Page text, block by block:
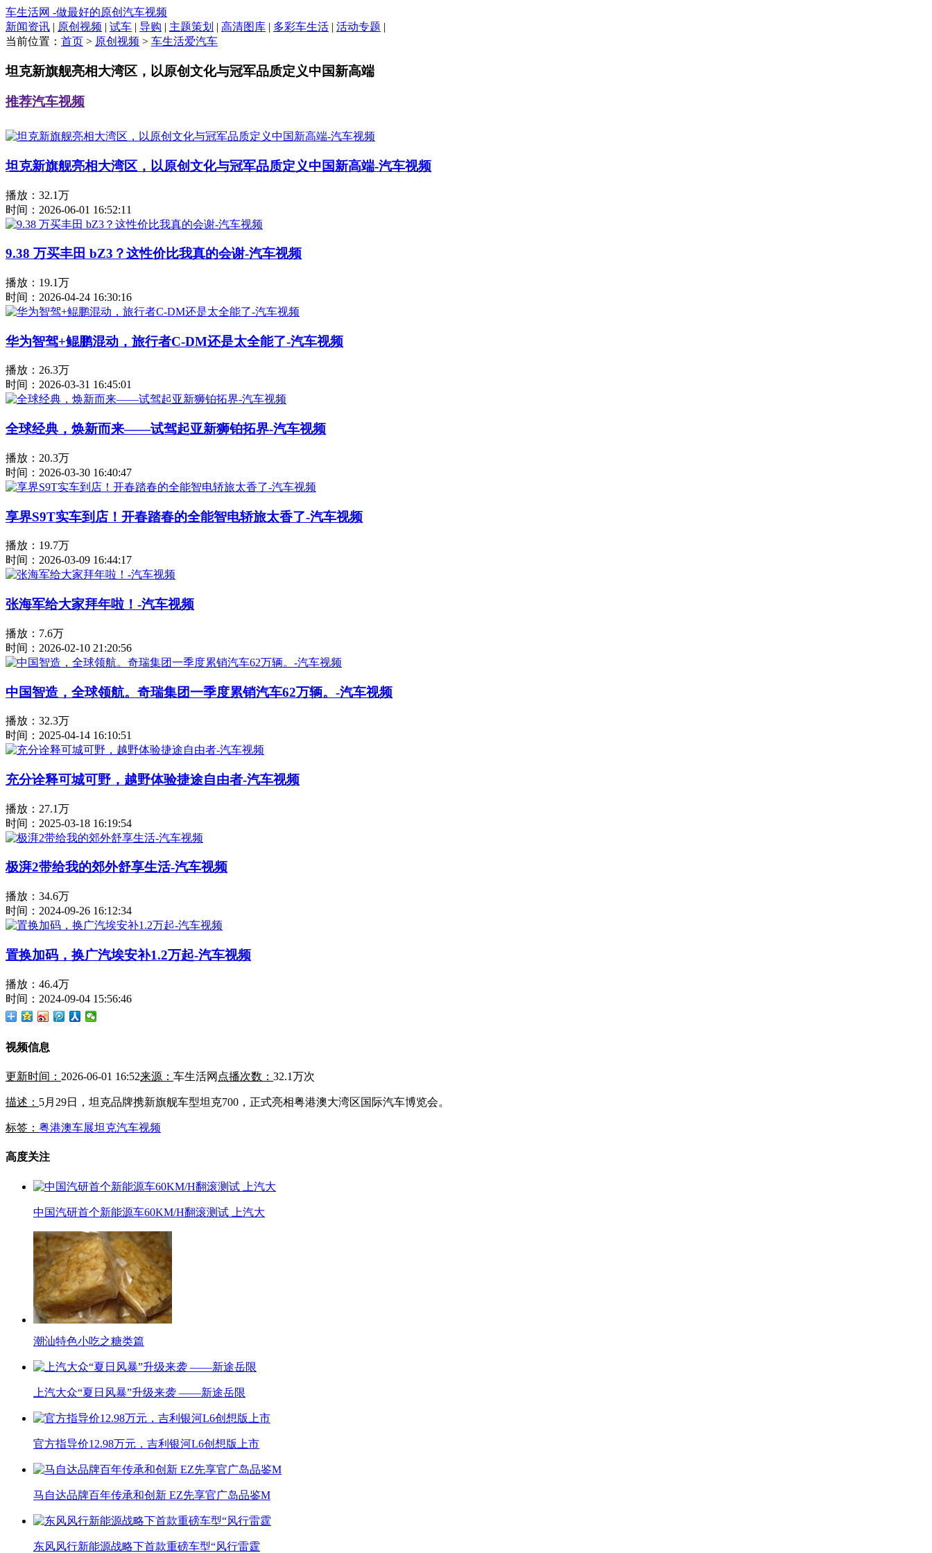
车生活网 -做最好的原创汽车视频
新闻资讯 | 原创视频 | 试车 | 导购 | 主题策划 | 高清图库 | 多彩车生活 | 活动专题 |
当前位置： 首页 > 原创视频 > 车生活爱汽车
坦克新旗舰亮相大湾区，以原创文化与冠军品质定义中国新高端
推荐汽车视频
坦克新旗舰亮相大湾区，以原创文化与冠军品质定义中国新高端-汽车视频
播放：32.1万
时间：2026-06-01 16:52:11
9.38 万买丰田 bZ3？这性价比我真的会谢-汽车视频
播放：19.1万
时间：2026-04-24 16:30:16
华为智驾+鲲鹏混动，旅行者C-DM还是太全能了-汽车视频
播放：26.3万
时间：2026-03-31 16:45:01
全球经典，焕新而来——试驾起亚新狮铂拓界-汽车视频
播放：20.3万
时间：2026-03-30 16:40:47
享界S9T实车到店！开春踏春的全能智电轿旅太香了-汽车视频
播放：19.7万
时间：2026-03-09 16:44:17
张海军给大家拜年啦！-汽车视频
播放：7.6万
时间：2026-02-10 21:20:56
中国智造，全球领航。奇瑞集团一季度累销汽车62万辆。-汽车视频
播放：32.3万
时间：2025-04-14 16:10:51
充分诠释可城可野，越野体验捷途自由者-汽车视频
播放：27.1万
时间：2025-03-18 16:19:54
极湃2带给我的郊外舒享生活-汽车视频
播放：34.6万
时间：2024-09-26 16:12:34
置换加码，换广汽埃安补1.2万起-汽车视频
播放：46.4万
时间：2024-09-04 15:56:46
视频信息
更新时间： 2026-06-01 16:52来源： 车生活网 点播次数： 32.1万次
描述： 5月29日，坦克品牌携新旗舰车型坦克700，正式亮相粤港澳大湾区国际汽车博览会。
标签： 粤港澳车展坦克汽车视频
高度关注
中国汽研首个新能源车60KM/H翻滚测试 上汽大
潮汕特色小吃之糖类篇
上汽大众“夏日风暴”升级来袭 ——新途岳限
官方指导价12.98万元，吉利银河L6创想版上市
马自达品牌百年传承和创新 EZ先享官广岛品鉴M
东风风行新能源战略下首款重磅车型“风行雷霆